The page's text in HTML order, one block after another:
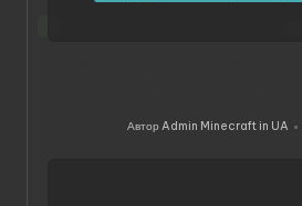
Опубліковано
АвторAdmin Minecraft in UA